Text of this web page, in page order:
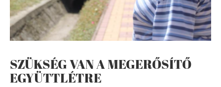
SZÜKSÉG VAN A MEGERŐSÍTŐ
EGYÜTTLÉTRE